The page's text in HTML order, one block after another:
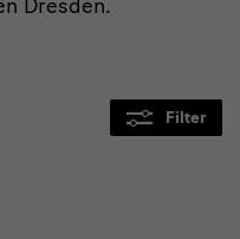
Dresden.
Filter